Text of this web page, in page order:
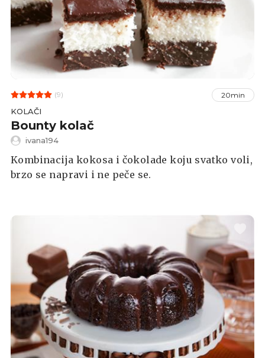
(9) 20min
KOLAČI
Bounty kolač
ivana194
Kombinacija kokosa i čokolade koju svatko voli,
brzo se napravi i ne peče se.